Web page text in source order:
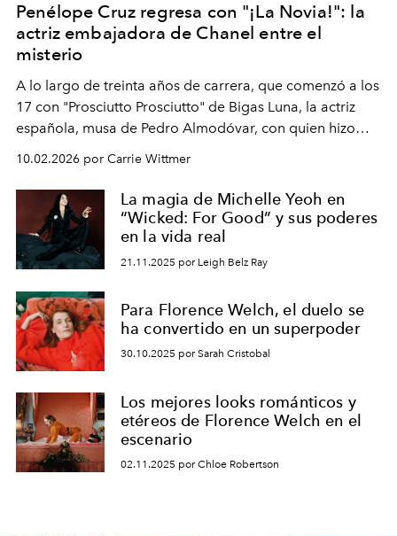
Penélope Cruz regresa con "¡La Novia!": la
actriz embajadora de Chanel entre el
misterio
A lo largo de treinta años de carrera, que comenzó a los
17 con "Prosciutto Prosciutto" de Bigas Luna, la actriz
española, musa de Pedro Almodóvar, con quien hizo
Barcelona", ha dividido su tiempo entre Europa y
Estados Unidos. Su nueva película, "¡La novia!", está
dirigida por Maggie Gyllenhaal.
10.02.2026 por Carrie Wittmer
La magia de Michelle Yeoh en
“Wicked: For Good” y sus poderes
en la vida real
21.11.2025 por Leigh Belz Ray
Para Florence Welch, el duelo se
ha convertido en un superpoder
30.10.2025 por Sarah Cristobal
Los mejores looks románticos y
etéreos de Florence Welch en el
escenario
02.11.2025 por Chloe Robertson